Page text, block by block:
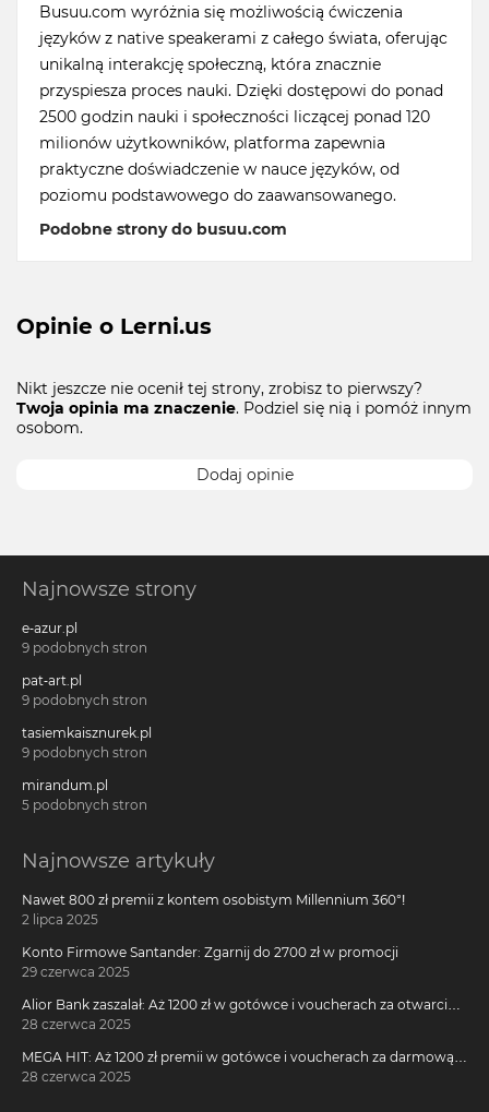
Busuu.com wyróżnia się możliwością ćwiczenia
języków z native speakerami z całego świata, oferując
unikalną interakcję społeczną, która znacznie
przyspiesza proces nauki. Dzięki dostępowi do ponad
2500 godzin nauki i społeczności liczącej ponad 120
milionów użytkowników, platforma zapewnia
praktyczne doświadczenie w nauce języków, od
poziomu podstawowego do zaawansowanego.
Podobne strony do busuu.com
Opinie o Lerni.us
Nikt jeszcze nie ocenił tej strony, zrobisz to pierwszy?
Twoja opinia ma znaczenie. Podziel się nią i pomóż innym
osobom.
Dodaj opinie
Najnowsze strony
e-azur.pl
9 podobnych stron
pat-art.pl
9 podobnych stron
tasiemkaisznurek.pl
9 podobnych stron
mirandum.pl
5 podobnych stron
Najnowsze artykuły
Nawet 800 zł premii z kontem osobistym Millennium 360°!
2 lipca 2025
Konto Firmowe Santander: Zgarnij do 2700 zł w promocji
29 czerwca 2025
Alior Bank zaszalał: Aż 1200 zł w gotówce i voucherach za otwarcie
darmowego konta!
28 czerwca 2025
MEGA HIT: Aż 1200 zł premii w gotówce i voucherach za darmową
kartę kredytową Citi Simplicity
28 czerwca 2025